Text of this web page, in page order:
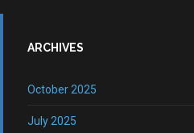
ARCHIVES
October 2025
July 2025